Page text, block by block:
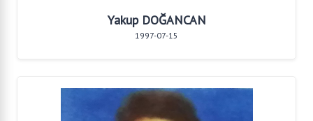
Yakup DOĞANCAN
1997-07-15